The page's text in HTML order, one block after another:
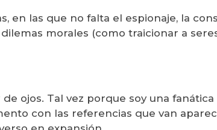
en las que no falta el espionaje, la
morales (como traicionar a
ojos. Tal vez porque soy una
con las referencias que van